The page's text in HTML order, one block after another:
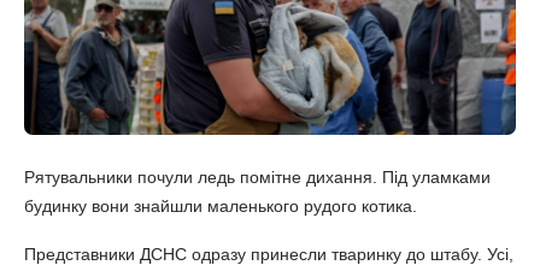
Рятувальники почули ледь помітне дихання. Під уламками
будинку вони знайшли маленького рудого котика.
Представники ДСНС одразу принесли тваринку до штабу. Усі,